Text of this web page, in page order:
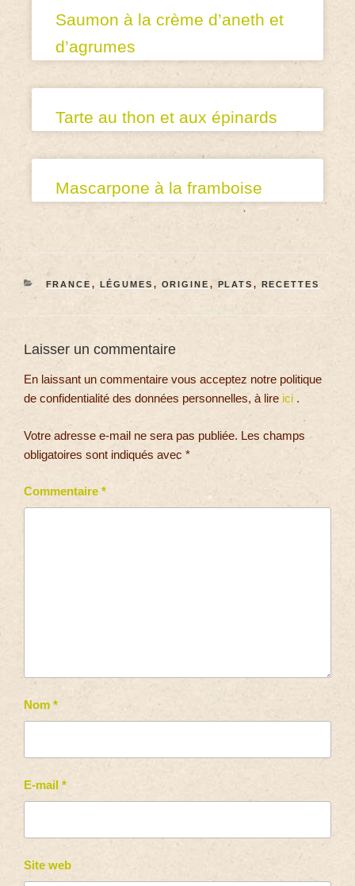
Saumon à la crème d’aneth et
d’agrumes
Tarte au thon et aux épinards
Mascarpone à la framboise
FRANCE , LÉGUMES , ORIGINE , PLATS , RECETTES
Laisser un commentaire
En laissant un commentaire vous acceptez notre politique
de confidentialité des données personnelles, à lire ici .
Votre adresse e-mail ne sera pas publiée. Les champs
obligatoires sont indiqués avec *
Commentaire *
Nom *
E-mail *
Site web